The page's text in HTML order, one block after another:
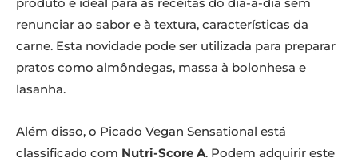
renunciar ao sabor e à textura, características da
carne. Esta novidade pode ser utilizada para preparar
pratos como almôndegas, massa à bolonhesa e
lasanha.
Além disso, o Picado Vegan Sensational está
classificado com Nutri-Score A. Podem adquirir este